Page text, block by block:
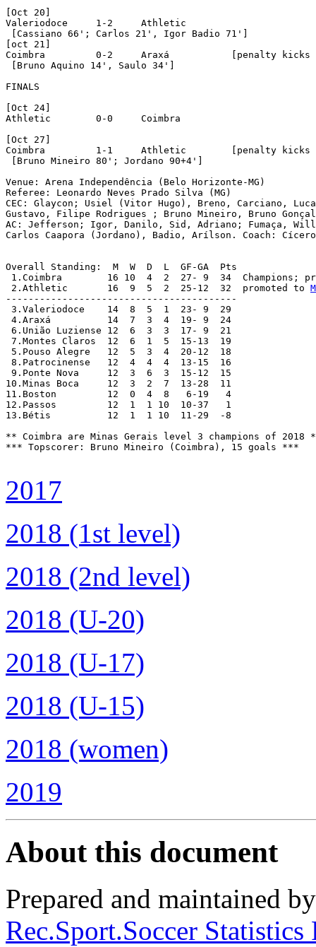
[Oct 20]
Valeriodoce	1-2	Athletic
[Cassiano 66'; Carlos 21', Igor Badio 71']
[oct 21]
Coimbra		0-2	Araxá		[penalty kicks 3-0]
[Bruno Aquino 14', Saulo 34']
FINALS
[Oct 24]
Athletic	0-0	Coimbra
[Oct 27]
Coimbra		1-1	Athletic	[penalty kicks 4-2]
[Bruno Mineiro 80'; Jordano 90+4']
Venue: Arena Independência (Belo Horizonte-MG)
Referee: Leonardo Neves Prado Silva (MG)
CEC: Glaycon; Usiel (Vitor Hugo), Breno, Carciano,
Gustavo, Filipe Rodrigues ; Bruno Mineiro, Bruno
AC: Jefferson; Igor, Danilo, Sid, Adriano; Fumaça,
Carlos Caapora (Jordano), Badio, Arílson. Coach:
Overall Standing:  M  W  D  L  GF-GA  Pts
1.Coimbra	  16 10  4  2  27- 9  34
2.Athletic	  16  9  5  2  25-12  32  promoted to
-----------------------------------------
3.Valeriodoce	  14  8  5  1  23- 9  29
4.Araxá	  14  7  3  4  19- 9  24
6.União Luziense 12  6  3  3  17- 9  21
7.Montes Claros  12  6  1  5  15-13  19
5.Pouso Alegre	  12  5  3  4  20-12  18
8.Patrocinense	  12  4  4  4  13-15  16
9.Ponte Nova	  12  3  6  3  15-12  15
10.Minas Boca	  12  3  2  7  13-28  11
11.Boston	  12  0  4  8   6-19   4
12.Passos	  12  1  1 10  10-37   1
13.Bétis	  12  1  1 10  11-29  -8
** Coimbra are Minas Gerais level 3 champions of 2018
*** Topscorer: Bruno Mineiro (Coimbra), 15 goals ***
2017
2018 (1st level)
2018 (2nd level)
2018 (U-20)
2018 (U-17)
2018 (U-15)
2018 (women)
2019
About this document
Prepared and maintained
Rec.Sport.Soccer